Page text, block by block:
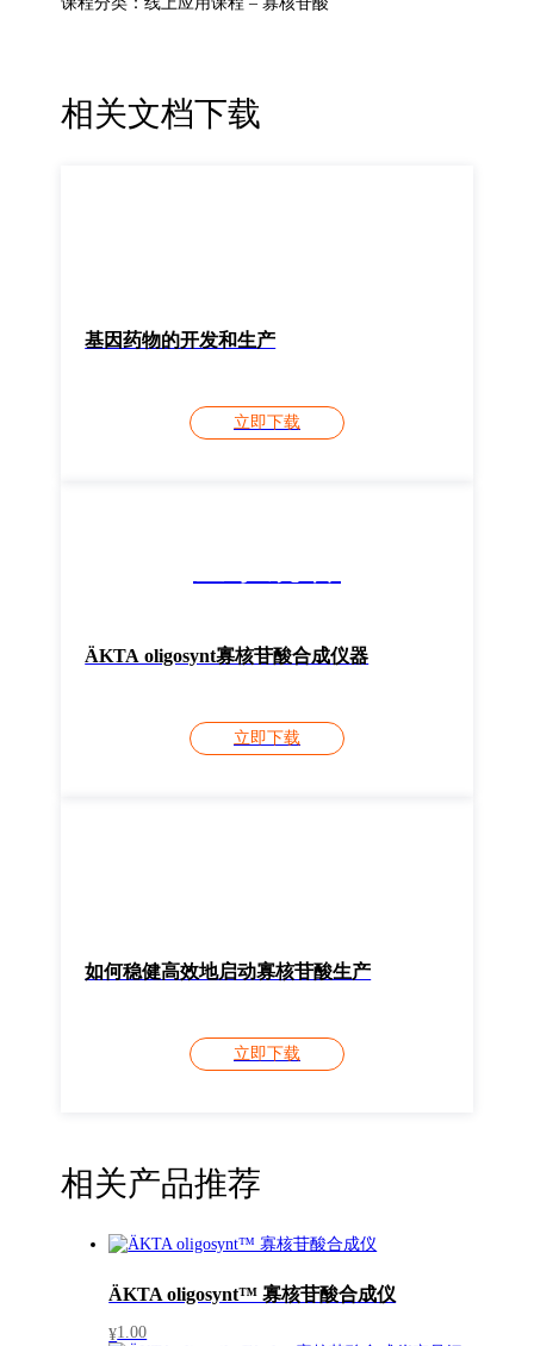
相关文档下载
基因药物的开发和生产
立即下载
ÄKTA oligosynt寡核苷酸合成仪器
立即下载
如何稳健高效地启动寡核苷酸生产
立即下载
相关产品推荐
ÄKTA oligosynt™ 寡核苷酸合成仪
¥1.00